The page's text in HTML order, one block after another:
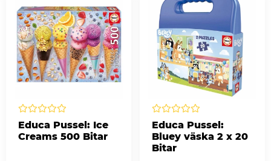
Educa Pussel: Ice
Creams 500 Bitar
Educa Pussel:
Bluey väska 2 x 20
Bitar